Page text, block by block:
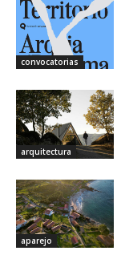
convocatorias
arquitectura
aparejo